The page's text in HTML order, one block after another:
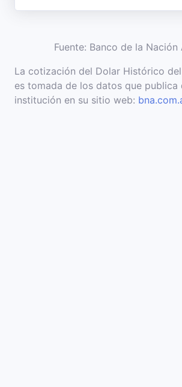
Fuente: Banco de la Nación
La cotización del Dolar Histórico
es tomada de los datos que publica
institución en su sitio web: